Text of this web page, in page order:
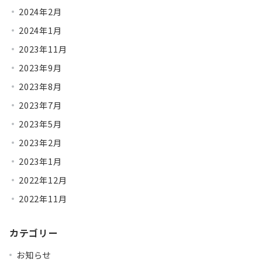
2024年2月
2024年1月
2023年11月
2023年9月
2023年8月
2023年7月
2023年5月
2023年2月
2023年1月
2022年12月
2022年11月
カテゴリー
お知らせ